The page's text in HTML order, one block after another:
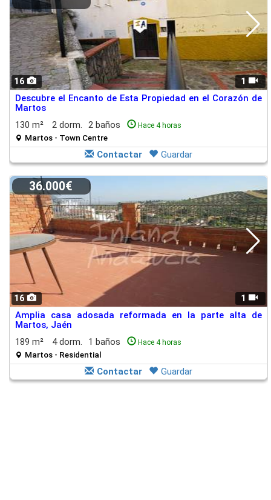
16 1
Descubre el Encanto de Esta Propiedad en el Corazón de
Martos
130 m²
2 dorm. 2 baños Hace 4 horas
Martos - Town Centre
Contactar Guardar
16 1
36.000€
Amplia casa adosada reformada en la parte alta de
Martos, Jaén
189 m²
4 dorm. 1 baños Hace 4 horas
Martos - Residential
Contactar Guardar